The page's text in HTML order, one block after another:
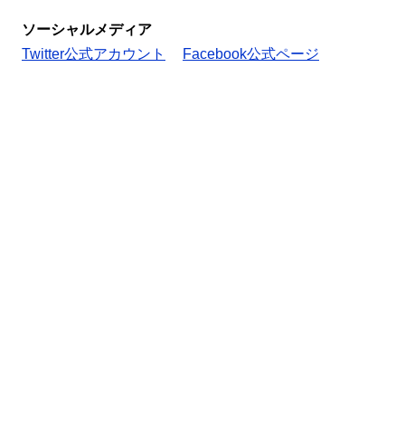
ソーシャルメディア
Twitter公式アカウント
Facebook公式ページ